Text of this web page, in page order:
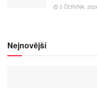
3 ČERVNA,
Nejnovější